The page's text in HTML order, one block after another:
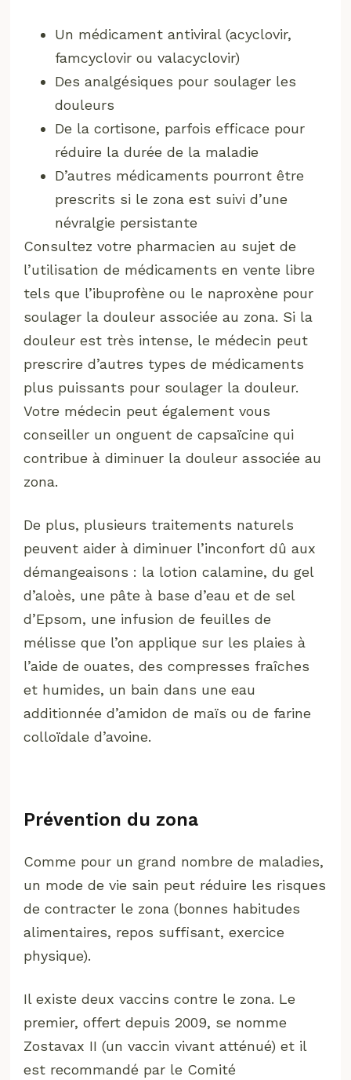
Un médicament antiviral (acyclovir,
famcyclovir ou valacyclovir)
Des analgésiques pour soulager les
douleurs
De la cortisone, parfois efficace pour
réduire la durée de la maladie
D’autres médicaments pourront être
prescrits si le zona est suivi d’une
névralgie persistante
Consultez votre pharmacien au sujet de
l’utilisation de médicaments en vente libre
tels que l’ibuprofène ou le naproxène pour
soulager la douleur associée au zona. Si la
douleur est très intense, le médecin peut
prescrire d’autres types de médicaments
plus puissants pour soulager la douleur.
Votre médecin peut également vous
conseiller un onguent de capsaïcine qui
contribue à diminuer la douleur associée au
zona.
De plus, plusieurs traitements naturels
peuvent aider à diminuer l’inconfort dû aux
démangeaisons : la lotion calamine, du gel
d’aloès, une pâte à base d’eau et de sel
d’Epsom, une infusion de feuilles de
mélisse que l’on applique sur les plaies à
l’aide de ouates, des compresses fraîches
et humides, un bain dans une eau
additionnée d’amidon de maïs ou de farine
colloïdale d’avoine.
Prévention du zona
Comme pour un grand nombre de maladies,
un mode de vie sain peut réduire les risques
de contracter le zona (bonnes habitudes
alimentaires, repos suffisant, exercice
physique).
Il existe deux vaccins contre le zona. Le
premier, offert depuis 2009, se nomme
Zostavax II (un vaccin vivant atténué) et il
est recommandé par le Comité